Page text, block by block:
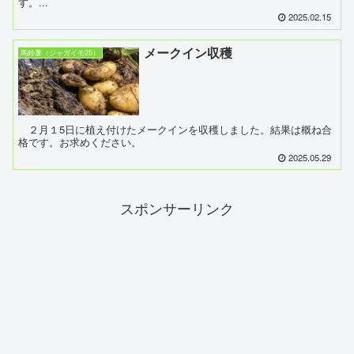
2025.02.15
馬鈴薯（ジャガイモ25） メークイン収穫
２月１5日に植え付けたメークインを収穫しました。結果は概ね合
格です。お求めください。
2025.05.29
スポンサーリンク